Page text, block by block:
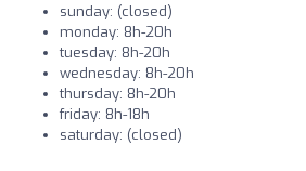
sunday: (closed)
monday: 8h-20h
tuesday: 8h-20h
wednesday: 8h-20h
thursday: 8h-20h
friday: 8h-18h
saturday: (closed)